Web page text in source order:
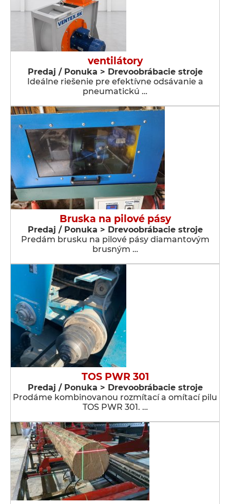
ventilátory
Predaj / Ponuka > Drevoobrábacie stroje
Ideálne riešenie pre efektívne odsávanie a
pneumatickú …
Bruska na pilové pásy
Predaj / Ponuka > Drevoobrábacie stroje
Predám brusku na pilové pásy diamantovým
brusným …
TOS PWR 301
Predaj / Ponuka > Drevoobrábacie stroje
Prodáme kombinovanou rozmítací a omítací pilu
TOS PWR 301. …